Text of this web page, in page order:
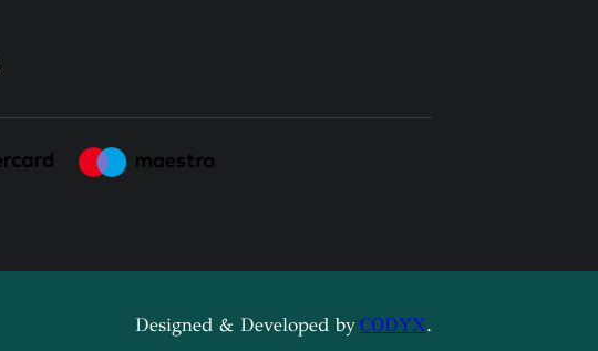
Designed & Developed byCODYX.